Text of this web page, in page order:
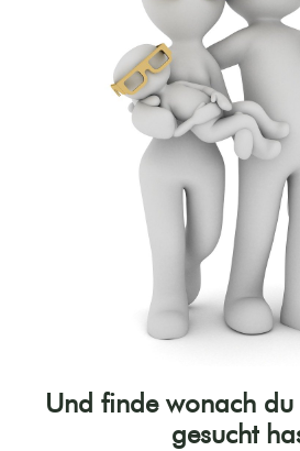
Und finde wonach
gesucht